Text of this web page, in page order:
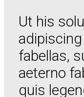
Ut his
fabellas,
aeterno
quis